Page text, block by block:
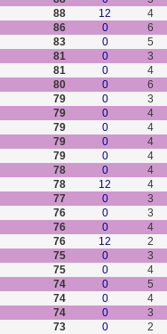
88 12 4
86 0 6
83 0 5
81 0 3
81 0 4
80 0 6
79 0 3
79 0 4
79 0 4
79 0 4
79 0 4
78 0 4
78 12 4
77 0 3
76 0 3
76 0 4
76 12 2
75 0 3
75 0 4
74 0 5
74 0 4
74 0 3
73 0 2